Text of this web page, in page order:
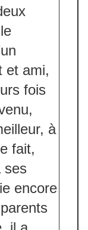
et ami,
fois
à
fait,
ses
encore